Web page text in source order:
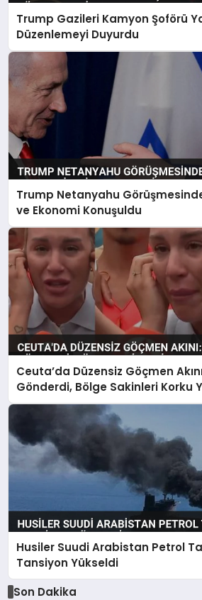
Trump Gazileri Kamyon Şoförü
Düzenlemeyi Duyurdu
Trump Netanyahu
ve Ekonomi Konuşuldu
Ceuta’da Düzensiz Göçmen
Gönderdi, Bölge Sakinleri Korku
Husiler Suudi Arabistan Petrol
Tansiyon Yükseldi
Son Dakika